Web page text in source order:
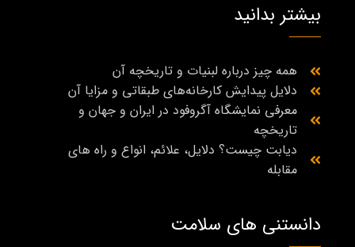
بیشتر بدانید
همه چیز درباره لبنیات و تاریخچه آن
دلایل پیدایش کارخانه‌های طبقاتی و مزایا آن
معرفی نمایشگاه آگروفود در ایران و جهان و
تاریخچه
دیابت چیست؟ دلایل، علائم، انواع و راه‌ های
مقابله
دانستنی های سلامت